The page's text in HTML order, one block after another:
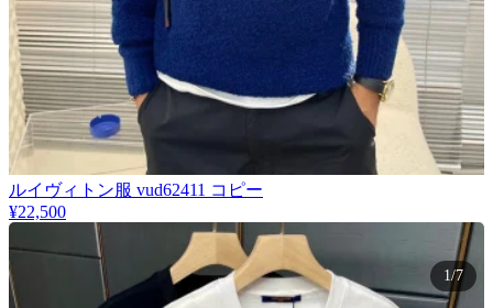
1/7
​ルイヴィトン服 vud62411 コピー
¥22,500